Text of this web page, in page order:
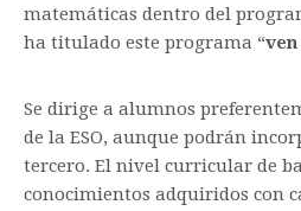
matemáticas dentro del
ha titulado este programa “ven
Se dirige a alumnos
de la ESO, aunque podrán
tercero. El nivel curricular de
conocimientos adquiridos con